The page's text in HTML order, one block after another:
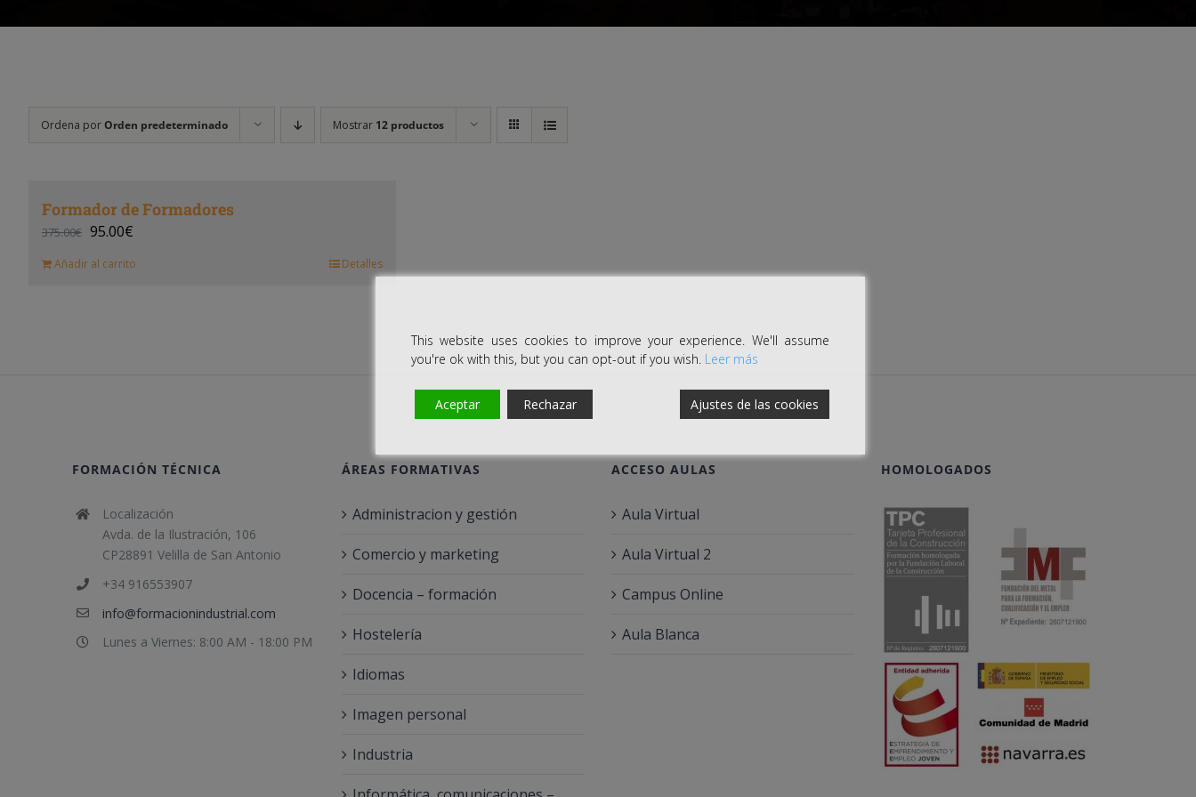
Ordena porOrden predeterminado Mostrar 12 productos
Formador de Formadores
375.00€ 95.00€
Añadir al carrito Detalles
FORMACIÓN TÉCNICA
Localización
Avda. de la Ilustración, 106
CP28891 Velilla de San Antonio
+34 916553907
info@formacionindustrial.com
Lunes a Viernes: 8:00 AM - 18:00 PM
ÁREAS FORMATIVAS
Administracion y gestión
Comercio y marketing
Docencia – formación
Hostelería
Idiomas
Imagen personal
Industria
ACCESO AULAS
Aula Virtual
Aula Virtual 2
Campus Online
Aula Blanca
HOMOLOGADOS
This website uses cookies to improve your experience. We'll assume
you're ok with this, but you can opt-out if you wish. Leer más
Aceptar Rechazar Ajustes de las cookies